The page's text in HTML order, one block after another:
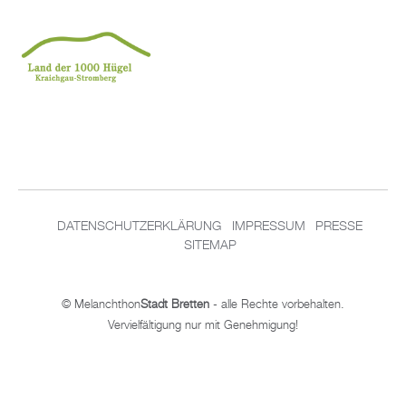
DATENSCHUTZERKLÄRUNG IMPRESSUM
PRESSE
SITEMAP
© MelanchthonStadt Bretten - alle Rechte vorbehalten.
Vervielfältigung nur mit Genehmigung!